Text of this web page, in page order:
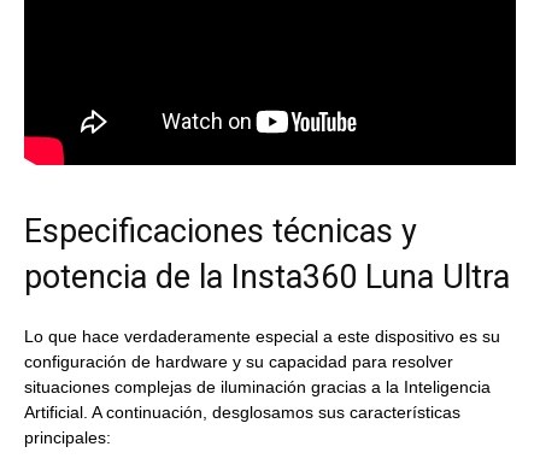
Especificaciones técnicas y
potencia de la Insta360 Luna Ultra
Lo que hace verdaderamente especial a este dispositivo es su
configuración de hardware y su capacidad para resolver
situaciones complejas de iluminación gracias a la Inteligencia
Artificial. A continuación, desglosamos sus características
principales: